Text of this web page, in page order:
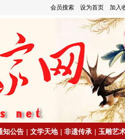
会员搜索 设为首页 加入
知公告 | 文学天地 | 非遗传承 | 玉雕艺